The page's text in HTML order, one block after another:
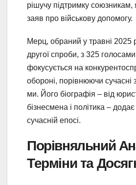
рішучу підтримку союзникам,
заяв про військову допомогу.
Мерц, обраний у травні 2025
другої спроби, з 325
фокусується на
обороні, порівнюючи сучасні
ми. Його біографія – від
бізнесмена і політика – додає
сучасній епосі.
Порівняльний
Терміни та